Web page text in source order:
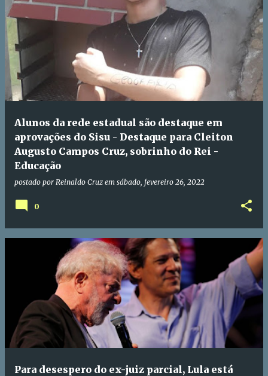
Alunos da rede estadual são destaque em
aprovações do Sisu - Destaque para Cleiton
Augusto Campos Cruz, sobrinho do Rei -
Educação
postado por Reinaldo Cruz em sábado, fevereiro 26, 2022
0
Para desespero do ex-juiz parcial, Lula está